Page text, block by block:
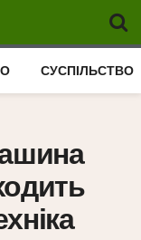
СУСПІЛЬСТВО